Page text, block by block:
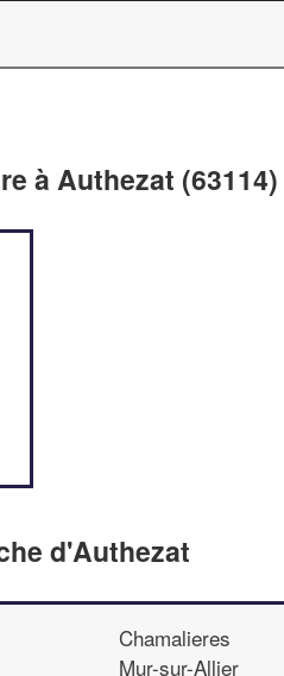
à Authezat (63114)
d'Authezat
Chamalieres
Mur-sur-Allier